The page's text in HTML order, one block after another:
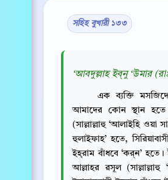
সহিহ বুখারী ১৩৩
‘আবদুল্লাহ ইব্‌নু ‘উমার
এক ব্যক্তি
আমাদের কোন স্থান হতে
(সাল্লাল্লাহু ‘আলাইহি ওয়া
হুলাইফাহ’ হতে,
ইহ্‌রাম বাঁধবে ‘কর্‌ন’
আল্লাহর রসূল
Copy